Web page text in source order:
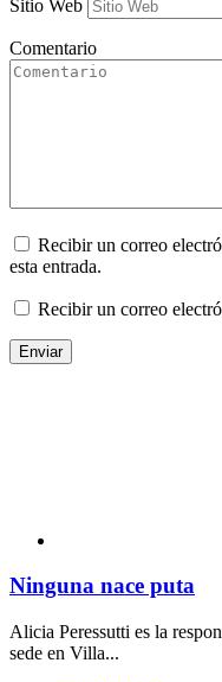
Sitio Web
Comentario
Recibir un correo
esta entrada.
Recibir un correo
Ninguna nace puta
Alicia Peressutti es la
sede en Villa...